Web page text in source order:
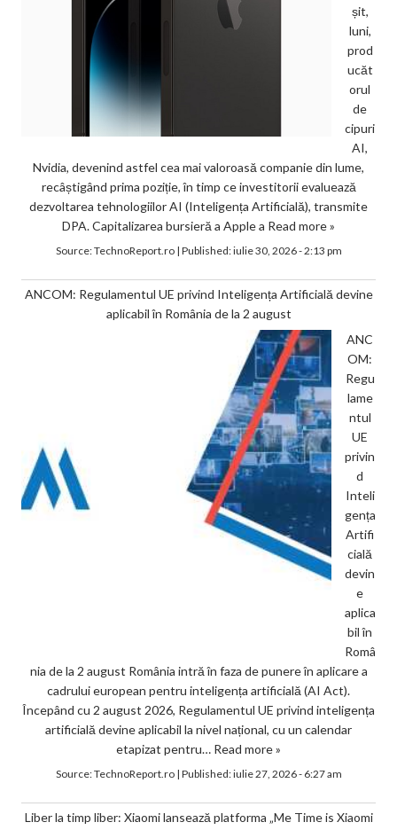
șit,
luni,
prod
ucăt
orul
de
cipuri
AI,
Nvidia, devenind astfel cea mai valoroasă companie din lume,
recâștigând prima poziție, în timp ce investitorii evaluează
dezvoltarea tehnologiilor AI (Inteligența Artificială), transmite
DPA. Capitalizarea bursieră a Apple a Read more »
Source:TechnoReport.ro| Published:iulie 30, 2026 - 2:13 pm
ANCOM: Regulamentul UE privind Inteligența Artificială devine
aplicabil în România de la 2 august
ANC
OM:
Regu
lame
ntul
UE
privin
d
Inteli
gența
Artifi
cială
devin
e
aplica
bil în
Româ
nia de la 2 august România intră în faza de punere în aplicare a
cadrului european pentru inteligența artificială (AI Act).
Începând cu 2 august 2026, Regulamentul UE privind inteligența
artificială devine aplicabil la nivel național, cu un calendar
etapizat pentru… Read more »
Source:TechnoReport.ro| Published:iulie 27, 2026 - 6:27 am
Liber la timp liber: Xiaomi lansează platforma „Me Time is Xiaomi